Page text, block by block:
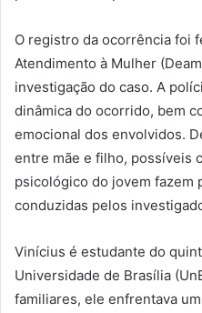
O registro da ocorrência foi
Atendimento à Mulher
investigação do caso. A
dinâmica do ocorrido, bem
emocional dos envolvidos.
entre mãe e filho, possíveis
psicológico do jovem fazem
conduzidas pelos
Vinícius é estudante do
Universidade de Brasília
familiares, ele enfrentava